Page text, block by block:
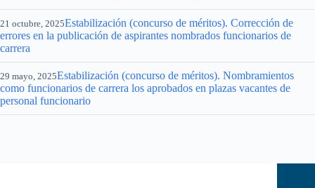
21 octubre, 2025Estabilización (concurso de méritos). Corrección de
errores en la publicación de aspirantes nombrados funcionarios de
carrera
29 mayo, 2025Estabilización (concurso de méritos). Nombramientos
como funcionarios de carrera los aprobados en plazas vacantes de
personal funcionario